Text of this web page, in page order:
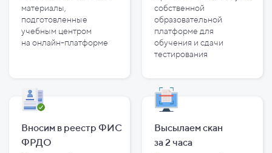
материалы,
подготовленные
учебным центром
на онлайн-платформе
собственной
образовательной
платформе для
обучения и сдачи
тестирования
Вносим в реестр ФИС
ФРДО
Высылаем скан
за2 часа